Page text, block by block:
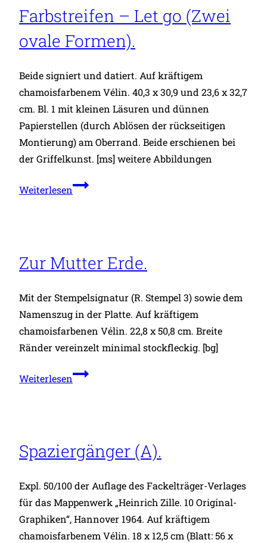
Farbstreifen – Let go (Zwei
ovale Formen).
Beide signiert und datiert. Auf kräftigem
chamoisfarbenem Vélin. 40,3 x 30,9 und 23,6 x 32,7
cm. Bl. 1 mit kleinen Läsuren und dünnen
Papierstellen (durch Ablösen der rückseitigen
Montierung) am Oberrand. Beide erschienen bei
der Griffelkunst. [ms] weitere Abbildungen
WeiterlesenFarbstreifen
ovale
Zur Mutter Erde.
Mit der Stempelsignatur (R. Stempel 3) sowie dem
Namenszug in der Platte. Auf kräftigem
chamoisfarbenen Vélin. 22,8 x 50,8 cm. Breite
Ränder vereinzelt minimal stockfleckig. [bg]
WeiterlesenZur
Spaziergänger (A).
Expl. 50/100 der Auflage des Fackelträger-Verlages
für das Mappenwerk „Heinrich Zille. 10 Original-
Graphiken“, Hannover 1964. Auf kräftigem
chamoisfarbenem Vélin. 18 x 12,5 cm (Blatt: 56 x